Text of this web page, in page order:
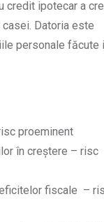
credit ipotecar a
Datoria este
personale făcute
proeminent
în creștere – risc
fiscale –